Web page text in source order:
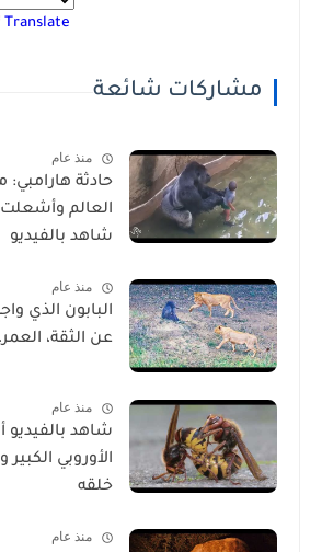
Translate
مشاركات شائعة
منذ عام
حادثة
العالم وأشعلت
شاهد بالفيديو
منذ عام
البابون الذي
عن الثقة،
منذ عام
شاهد بالفيديو
الأوروبي الكبير
خلقه
منذ عام